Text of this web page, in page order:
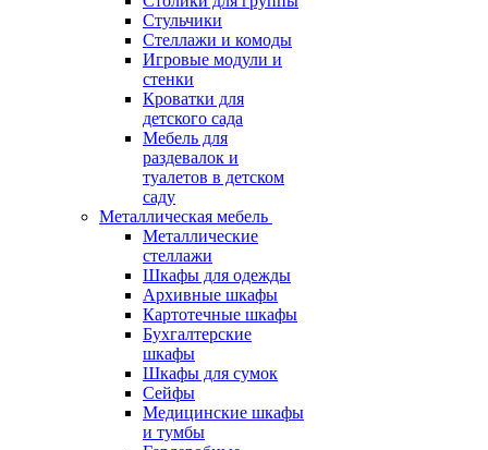
Стульчики
Стеллажи и комоды
Игровые модули и
стенки
Кроватки для
детского сада
Мебель для
раздевалок и
туалетов в детском
саду
Металлическая мебель
Металлические
стеллажи
Шкафы для одежды
Архивные шкафы
Картотечные шкафы
Бухгалтерские
шкафы
Шкафы для сумок
Сейфы
Медицинские шкафы
и тумбы